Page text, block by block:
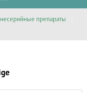
препараты